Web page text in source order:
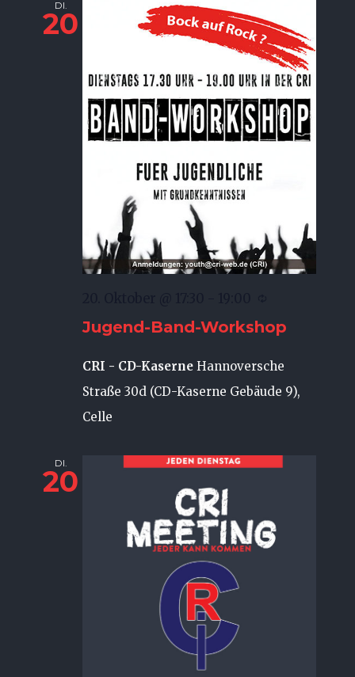
DI.
20
Jugend-Band-Workshop
CRI - CD-Kaserne Hannoversche
Straße 30d (CD-Kaserne Gebäude 9),
Celle
DI.
20